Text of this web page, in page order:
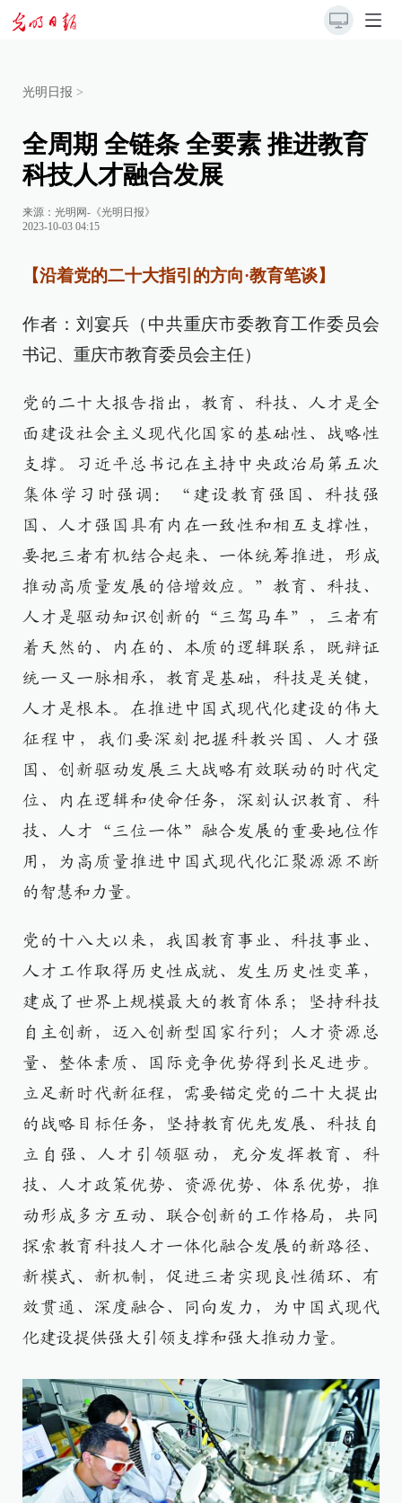
光明日报 >
全周期 全链条 全要素 推进教育
科技人才融合发展
来源： 光明网-《光明日报》
2023-10-03 04:15
【沿着党的二十大指引的方向·教育笔谈】
作者：刘宴兵（中共重庆市委教育工作委员会
书记、重庆市教育委员会主任）
党的二十大报告指出，教育、科技、人才是全
面建设社会主义现代化国家的基础性、战略性
支撑。习近平总书记在主持中央政治局第五次
集体学习时强调：“建设教育强国、科技强
国、人才强国具有内在一致性和相互支撑性，
要把三者有机结合起来、一体统筹推进，形成
推动高质量发展的倍增效应。”教育、科技、
人才是驱动知识创新的“三驾马车”，三者有
着天然的、内在的、本质的逻辑联系，既辩证
统一又一脉相承，教育是基础，科技是关键，
人才是根本。在推进中国式现代化建设的伟大
征程中，我们要深刻把握科教兴国、人才强
国、创新驱动发展三大战略有效联动的时代定
位、内在逻辑和使命任务，深刻认识教育、科
技、人才“三位一体”融合发展的重要地位作
用，为高质量推进中国式现代化汇聚源源不断
的智慧和力量。
党的十八大以来，我国教育事业、科技事业、
人才工作取得历史性成就、发生历史性变革，
建成了世界上规模最大的教育体系；坚持科技
自主创新，迈入创新型国家行列；人才资源总
量、整体素质、国际竞争优势得到长足进步。
立足新时代新征程，需要锚定党的二十大提出
的战略目标任务，坚持教育优先发展、科技自
立自强、人才引领驱动，充分发挥教育、科
技、人才政策优势、资源优势、体系优势，推
动形成多方互动、联合创新的工作格局，共同
探索教育科技人才一体化融合发展的新路径、
新模式、新机制，促进三者实现良性循环、有
效贯通、深度融合、同向发力，为中国式现代
化建设提供强大引领支撑和强大推动力量。